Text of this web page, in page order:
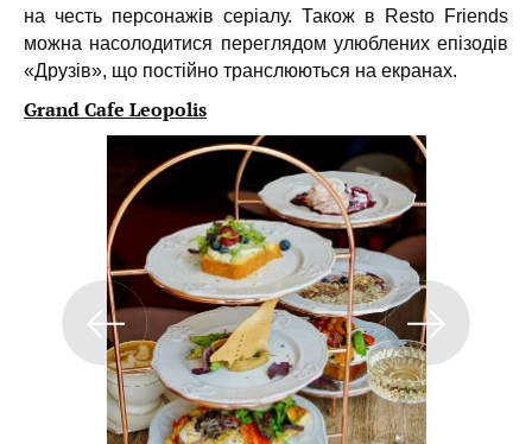
на честь персонажів серіалу. Також в Resto Friends
можна насолодитися переглядом улюблених епізодів
«Друзів», що постійно транслюються на екранах.
Grand Cafe Leopolis